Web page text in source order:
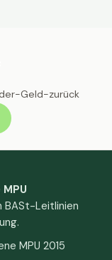
Geld-zurück
MPU
BASt-Leitlinien
MPU 2015